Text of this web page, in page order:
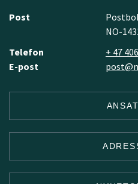
Post
NO-
Telefon
+ 47
E-post